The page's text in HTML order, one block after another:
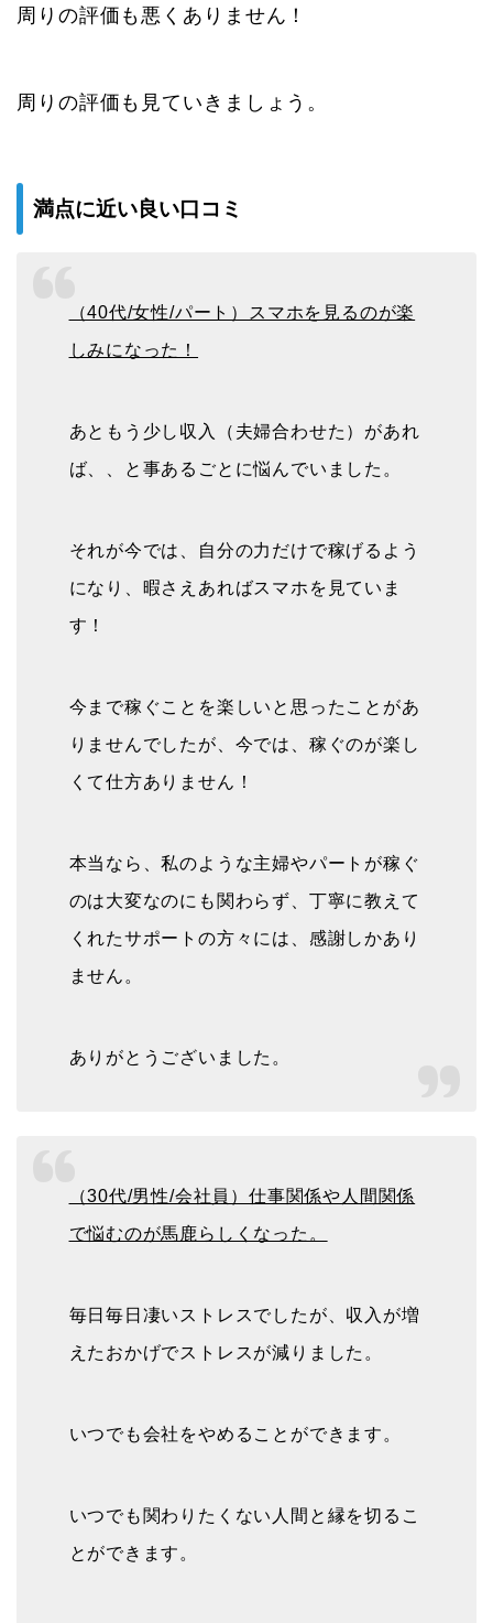
周りの評価も悪くありません！
周りの評価も見ていきましょう。
満点に近い良い口コミ
（40代/女性/パート）スマホを見るのが楽
しみになった！
あともう少し収入（夫婦合わせた）があれ
ば、、と事あるごとに悩んでいました。
それが今では、自分の力だけで稼げるよう
になり、暇さえあればスマホを見ていま
す！
今まで稼ぐことを楽しいと思ったことがあ
りませんでしたが、今では、稼ぐのが楽し
くて仕方ありません！
本当なら、私のような主婦やパートが稼ぐ
のは大変なのにも関わらず、丁寧に教えて
くれたサポートの方々には、感謝しかあり
ません。
ありがとうございました。
（30代/男性/会社員）仕事関係や人間関係
で悩むのが馬鹿らしくなった。
毎日毎日凄いストレスでしたが、収入が増
えたおかげでストレスが減りました。
いつでも会社をやめることができます。
いつでも関わりたくない人間と縁を切るこ
とができます。